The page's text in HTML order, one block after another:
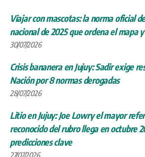
Viajar con mascotas: la norma oficial
nacional de 2025 que ordena el mapa
30/07/2026
Crisis bananera en Jujuy: Sadir exige
Nación por 8 normas derogadas
28/07/2026
Litio en Jujuy: Joe Lowry el mayor
reconocido del rubro llega en octubre
predicciones clave
27/07/2026